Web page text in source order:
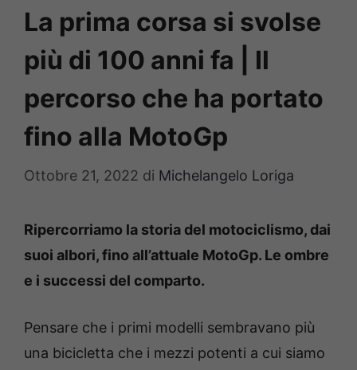
La prima corsa si svolse
più di 100 anni fa | Il
percorso che ha portato
fino alla MotoGp
Ottobre 21, 2022 di Michelangelo Loriga
Ripercorriamo la storia del motociclismo, dai
suoi albori, fino all’attuale MotoGp. Le ombre
e i successi del comparto.
Pensare che i primi modelli sembravano più
una bicicletta che i mezzi potenti a cui siamo